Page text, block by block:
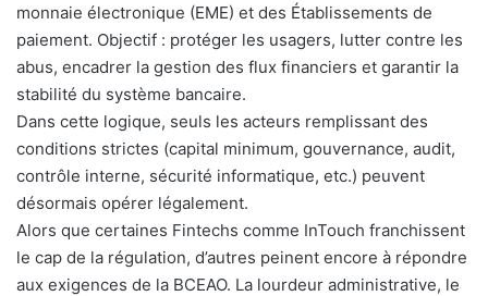
monnaie électronique (EME) et des Établissements de
paiement. Objectif : protéger les usagers, lutter contre les
abus, encadrer la gestion des flux financiers et garantir la
stabilité du système bancaire.
Dans cette logique, seuls les acteurs remplissant des
conditions strictes (capital minimum, gouvernance, audit,
contrôle interne, sécurité informatique, etc.) peuvent
désormais opérer légalement.
Alors que certaines Fintechs comme InTouch franchissent
le cap de la régulation, d’autres peinent encore à répondre
aux exigences de la BCEAO. La lourdeur administrative, le